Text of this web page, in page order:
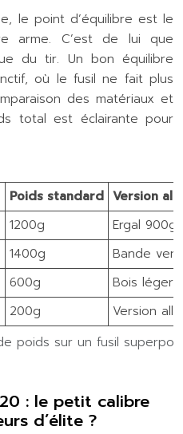
le point d’équilibre est le
arme. C’est de lui que
du tir. Un bon équilibre
où le fusil ne fait plus
des matériaux et
total est éclairante pour
poids sur un fusil
Poids standard Version
1200g
Ergal 900g
1400g
Bande
600g
Bois
200g Version
: le petit calibre
d’élite ?